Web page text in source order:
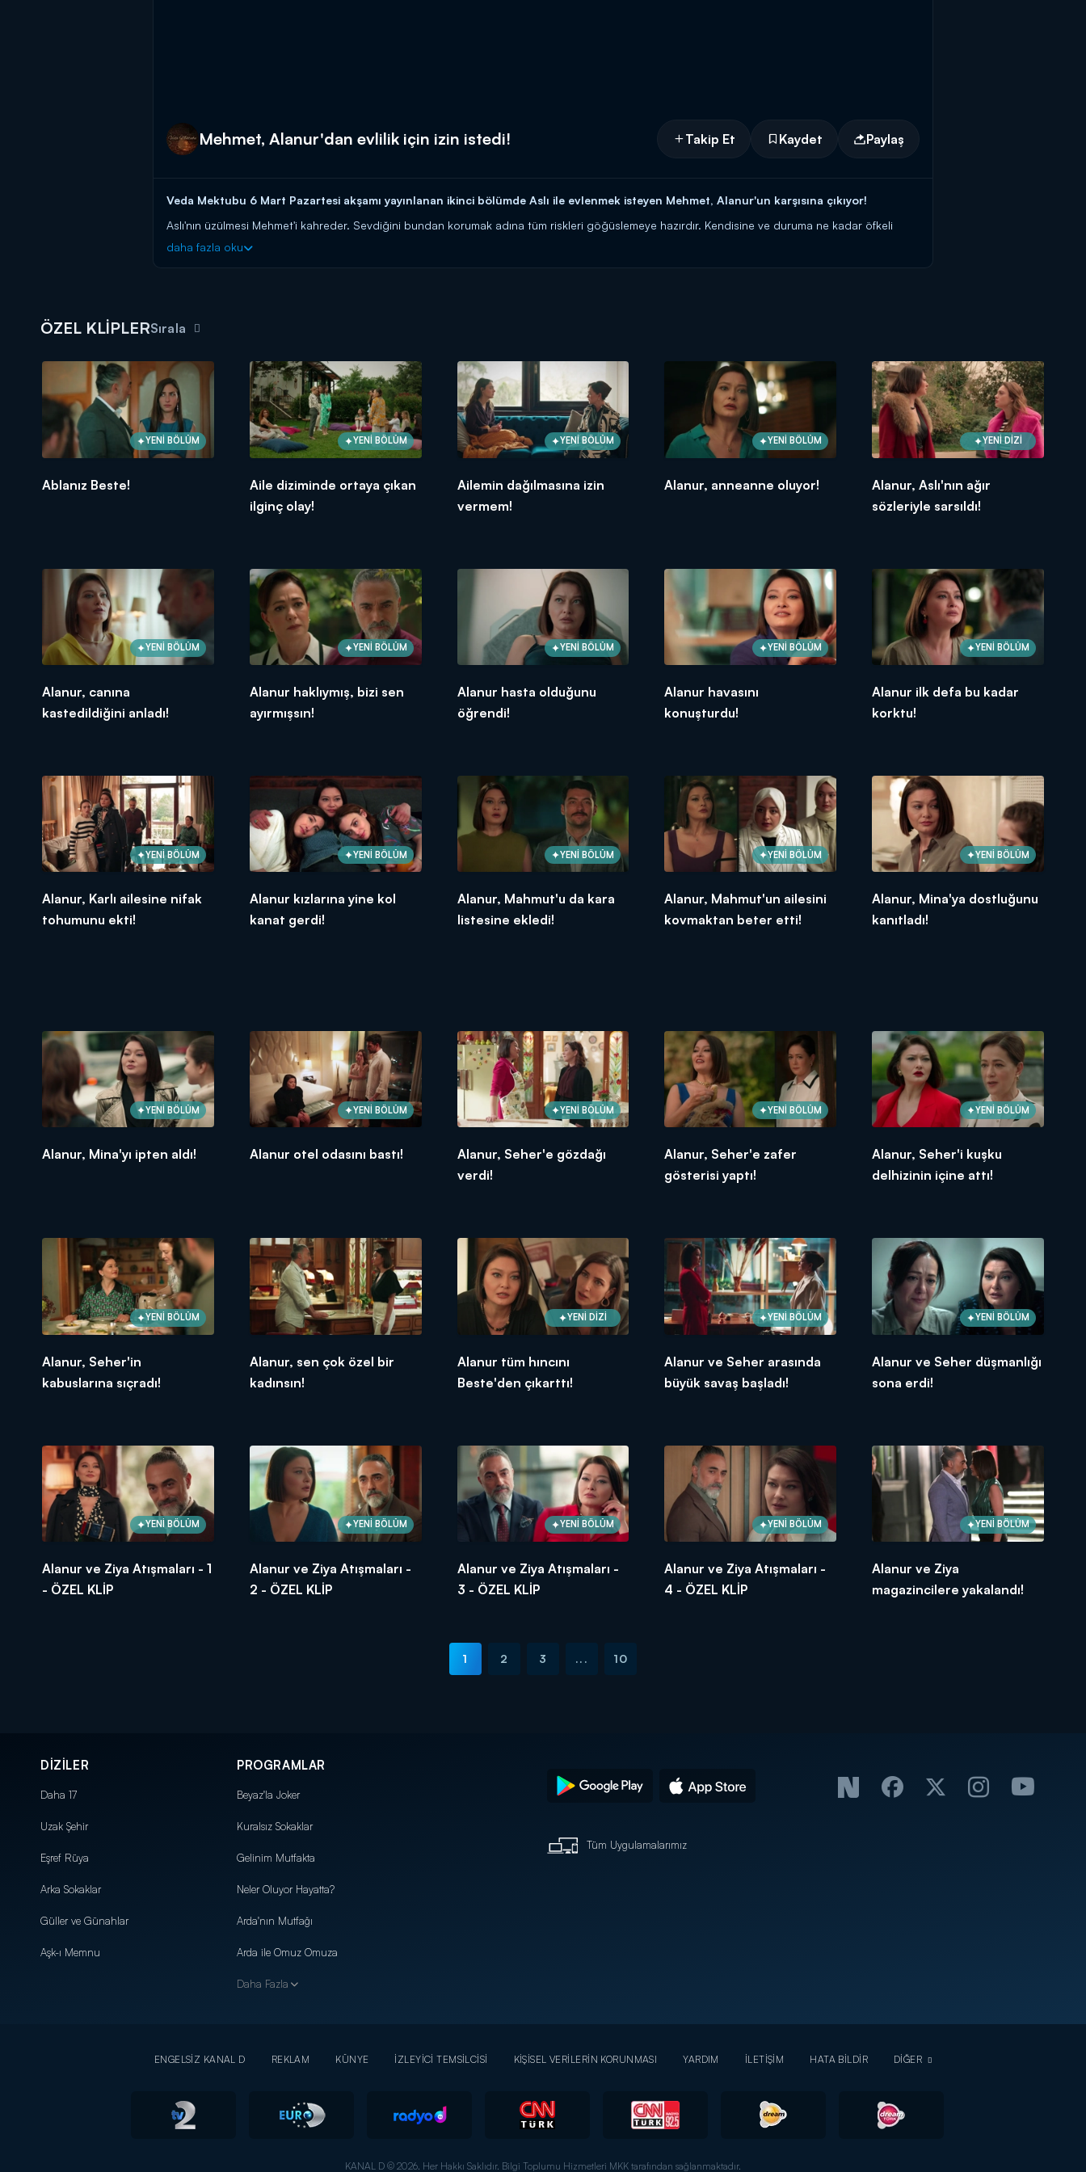
Mehmet, Alanur'dan evlilik için izin istedi! Takip Et Kaydet Paylaş
Veda Mektubu 6 Mart Pazartesi akşamı yayınlanan ikinci bölümde Aslı ile evlenmek isteyen Mehmet, Alanur'un karşısına çıkıyor!
Aslı'nın üzülmesi Mehmet'i kahreder. Sevdiğini bundan korumak adına tüm riskleri göğüslemeye hazırdır. Kendisine ve duruma ne kadar öfkeli
olduğunu bilse de Alanur'un karşısına çıkar ve evlenmek için izin ister. Alanur'un cevabı ise zaten en baştan bellidir ve bu evliliğe asla izin
daha fazla oku
ÖZEL KLİPLERSırala
YENİ BÖLÜM
Ablanız Beste!
YENİ BÖLÜM
Aile diziminde ortaya çıkan
ilginç olay!
YENİ BÖLÜM
Ailemin dağılmasına izin
vermem!
YENİ BÖLÜM
Alanur, anneanne oluyor!
YENİ DİZİ
Alanur, Aslı'nın ağır
sözleriyle sarsıldı!
YENİ BÖLÜM
Alanur, canına
kastedildiğini anladı!
YENİ BÖLÜM
Alanur haklıymış, bizi sen
ayırmışsın!
YENİ BÖLÜM
Alanur hasta olduğunu
öğrendi!
YENİ BÖLÜM
Alanur havasını
konuşturdu!
YENİ BÖLÜM
Alanur ilk defa bu kadar
korktu!
YENİ BÖLÜM
Alanur, Karlı ailesine nifak
tohumunu ekti!
YENİ BÖLÜM
Alanur kızlarına yine kol
kanat gerdi!
YENİ BÖLÜM
Alanur, Mahmut'u da kara
listesine ekledi!
YENİ BÖLÜM
Alanur, Mahmut'un ailesini
kovmaktan beter etti!
YENİ BÖLÜM
Alanur, Mina'ya dostluğunu
kanıtladı!
YENİ BÖLÜM
Alanur, Mina'yı ipten aldı!
YENİ BÖLÜM
Alanur otel odasını bastı!
YENİ BÖLÜM
Alanur, Seher'e gözdağı
verdi!
YENİ BÖLÜM
Alanur, Seher'e zafer
gösterisi yaptı!
YENİ BÖLÜM
Alanur, Seher'i kuşku
delhizinin içine attı!
YENİ BÖLÜM
Alanur, Seher'in
kabuslarına sıçradı!
Alanur, sen çok özel bir
kadınsın!
YENİ DİZİ
Alanur tüm hıncını
Beste'den çıkarttı!
YENİ BÖLÜM
Alanur ve Seher arasında
büyük savaş başladı!
YENİ BÖLÜM
Alanur ve Seher düşmanlığı
sona erdi!
YENİ BÖLÜM
Alanur ve Ziya Atışmaları - 1
- ÖZEL KLİP
YENİ BÖLÜM
Alanur ve Ziya Atışmaları -
2 - ÖZEL KLİP
YENİ BÖLÜM
Alanur ve Ziya Atışmaları -
3 - ÖZEL KLİP
YENİ BÖLÜM
Alanur ve Ziya Atışmaları -
4 - ÖZEL KLİP
YENİ BÖLÜM
Alanur ve Ziya
magazincilere yakalandı!
1 2 3 ... 10
DİZİLER
Daha 17
Uzak Şehir
Eşref Rüya
Arka Sokaklar
Güller ve Günahlar
Aşk-ı Memnu
PROGRAMLAR
Beyaz'la Joker
Kuralsız Sokaklar
Gelinim Mutfakta
Neler Oluyor Hayatta?
Arda'nın Mutfağı
Arda ile Omuz Omuza
Daha Fazla
Tüm Uygulamalarımız
ENGELSİZ KANAL D REKLAM KÜNYE İZLEYİCİ TEMSİLCİSİ KİŞİSEL VERİLERİN KORUNMASI YARDIM İLETİŞİM HATA BİLDİR DİĞER
KANAL D © 2026. Her Hakkı Saklıdır. Bilgi Toplumu Hizmetleri MKK tarafından sağlanmaktadır.